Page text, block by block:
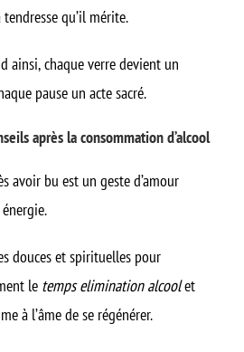
qu’il mérite.
ainsi, chaque verre devient un
pause un acte sacré.
après la consommation d’alcool
avoir bu est un geste d’amour
douces et spirituelles pour
le temps elimination alcoolet
à l’âme de se régénérer.